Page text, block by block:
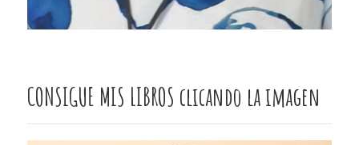
CONSIGUE MIS LIBROS clicando la imagen